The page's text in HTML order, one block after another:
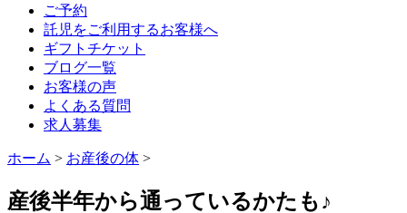
ご予約
託児をご利用するお客様へ
ギフトチケット
ブログ一覧
お客様の声
よくある質問
求人募集
ホーム > お産後の体 >
産後半年から通っているかたも♪